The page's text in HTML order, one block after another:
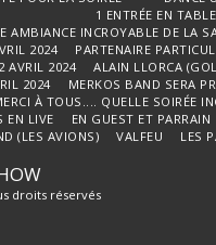
droits réservés
1 ENTRÉE EN
AMBIANCE INCROYABLE DE LA
2024
PARTENAIRE
AVRIL 2024
ALAIN LLORCA
2024
MERKOS BAND SERA
À TOUS.... QUELLE SOIRÉE
EN LIVE
EN GUEST ET PARRAIN
(LES AVIONS)
VALFEU LES